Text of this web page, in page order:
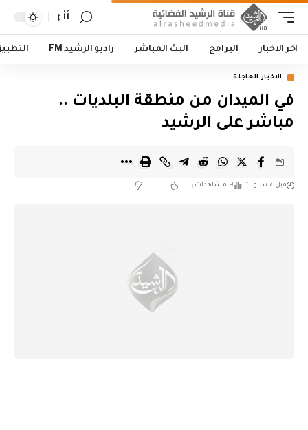
أأ
اخر الاخبار البرامج البث المباشر راديو الرشيد FM
الاخبار العاجلة
في الميدان من منطقة البلديات ..
مباشر على الرشيد
قبل 7 سنوات 9 مشاهدات